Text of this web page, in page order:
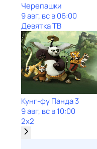
Черепашки
9 авг, вс в 06:00
Девятка ТВ
Кунг-фу Панда 3
9 авг, вс в 10:00
2x2